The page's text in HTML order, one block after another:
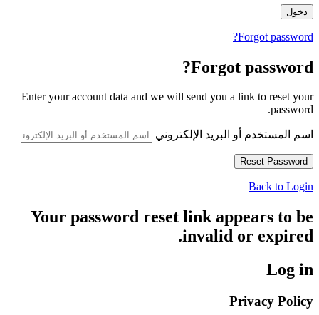
Forgot password?
Forgot password?
Enter your account data and we will send you a link to reset your
password.
اسم المستخدم أو البريد الإلكتروني
Back to Login
Your password reset link appears to be
invalid or expired.
Log in
Privacy Policy